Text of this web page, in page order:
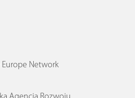
Europe Network